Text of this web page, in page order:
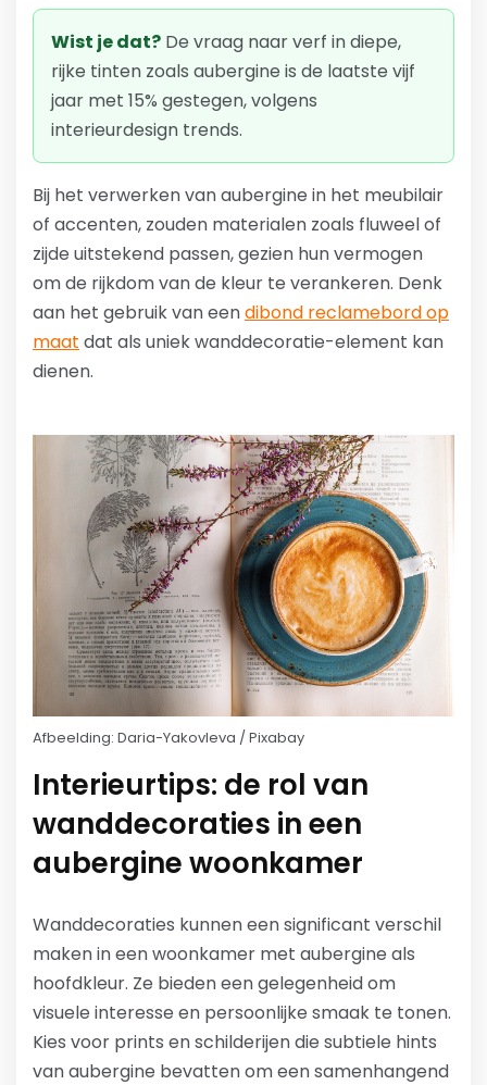
Wist je dat? De vraag naar verf in diepe,
rijke tinten zoals aubergine is de laatste vijf
jaar met 15% gestegen, volgens
interieurdesign trends.
Bij het verwerken van aubergine in het meubilair
of accenten, zouden materialen zoals fluweel of
zijde uitstekend passen, gezien hun vermogen
om de rijkdom van de kleur te verankeren. Denk
aan het gebruik van eendibond reclamebord op
maat dat als uniek wanddecoratie-element kan
dienen.
Afbeelding: Daria-Yakovleva / Pixabay
Interieurtips: de rol van
wanddecoraties in een
aubergine woonkamer
Wanddecoraties kunnen een significant verschil
maken in een woonkamer met aubergine als
hoofdkleur. Ze bieden een gelegenheid om
visuele interesse en persoonlijke smaak te tonen.
Kies voor prints en schilderijen die subtiele hints
van aubergine bevatten om een samenhangend